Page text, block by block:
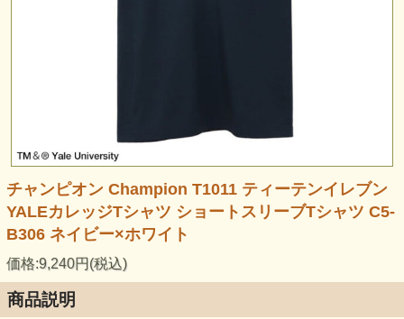
チャンピオン Champion T1011 ティーテンイレブン
YALEカレッジTシャツ ショートスリーブTシャツ C5-
B306 ネイビー×ホワイト
価格:9,240円(税込)
商品説明